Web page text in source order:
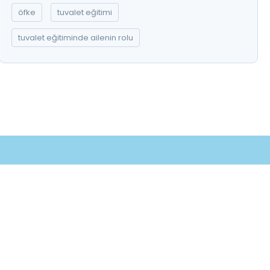
öfke tuvalet eğitimi
tuvalet eğitiminde ailenin rolu